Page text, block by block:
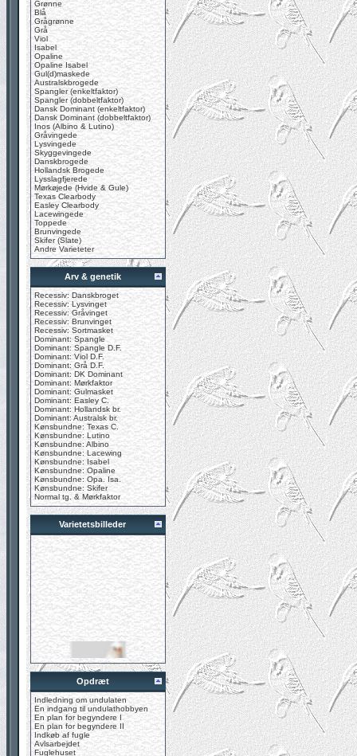
Grønne
Blå
Grågrønne
Grå
Viol
Isabel
Opaline
Opaline Isabel
Gul(d)maskede
Australskbrogede
Spangler (enkeltfaktor)
Spangler (dobbeltfaktor)
Dansk Dominant (enkeltfaktor)
Dansk Dominant (dobbeltfaktor)
Inos (Albino & Lutino)
Gråvingede
Lysvingede
Skyggevingede
Danskbrogede
Hollandsk Brogede
Lysslagfjerede
Mørkøjede (Hvide & Gule)
Texas Clearbody
Easley Clearbody
Lacewingede
Toppede
Brunvingede
Skifer (Slate)
Andre Varieteter
Arv & genetik
Recessiv: Danskbroget
Recessiv: Lysvinget
Recessiv: Gråvinget
Recessiv: Brunvinget
Recessiv: Sortmasket
Dominant: Spangle
Dominant: Spangle D.F.
Dominant: Viol D.F.
Dominant: Grå D.F.
Dominant: DK Dominant
Dominant: Mørkfaktor
Dominant: Gulmasket
Dominant: Easley C.
Dominant: Hollandsk br.
Dominant: Australsk br.
Kønsbundne: Texas C.
Kønsbundne: Lutino
Kønsbundne: Albino
Kønsbundne: Lacewing
Kønsbundne: Isabel
Kønsbundne: Opaline
Kønsbundne: Opa. Isa.
Kønsbundne: Skifer
Normal tg. & Mørkfaktor
Varietetsbilleder
Opdræt
Indledning om undulaten
En indgang til undulathobbyen
En plan for begyndere I
En plan for begyndere II
Indkøb af fugle
Avlsarbejdet
Fuglehuset